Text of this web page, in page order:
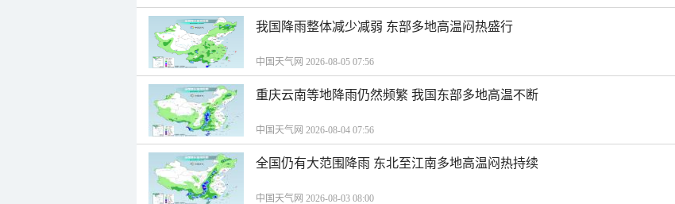
我国降雨整体减少减弱 东部多地高温闷热盛行
中国天气网 2026-08-05 07:56
重庆云南等地降雨仍然频繁 我国东部多地高温不断
中国天气网 2026-08-04 07:56
全国仍有大范围降雨 东北至江南多地高温闷热持续
中国天气网 2026-08-03 08:00